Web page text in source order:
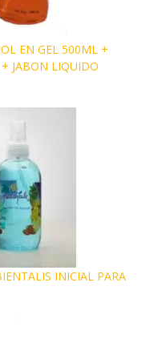
EN GEL 500ML +
JABON LIQUIDO
INICIAL PARA